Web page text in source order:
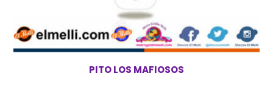
PITO LOS MAFIOSOS